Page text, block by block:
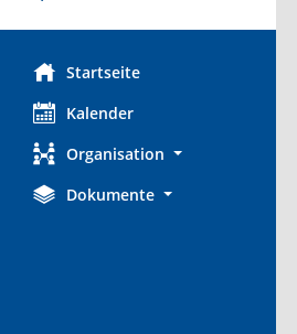
Startseite
Kalender
Organisation
Dokumente